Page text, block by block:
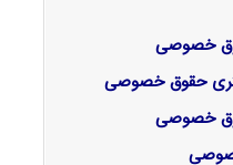
خصوصی
حقوق خصوصی
خصوصی